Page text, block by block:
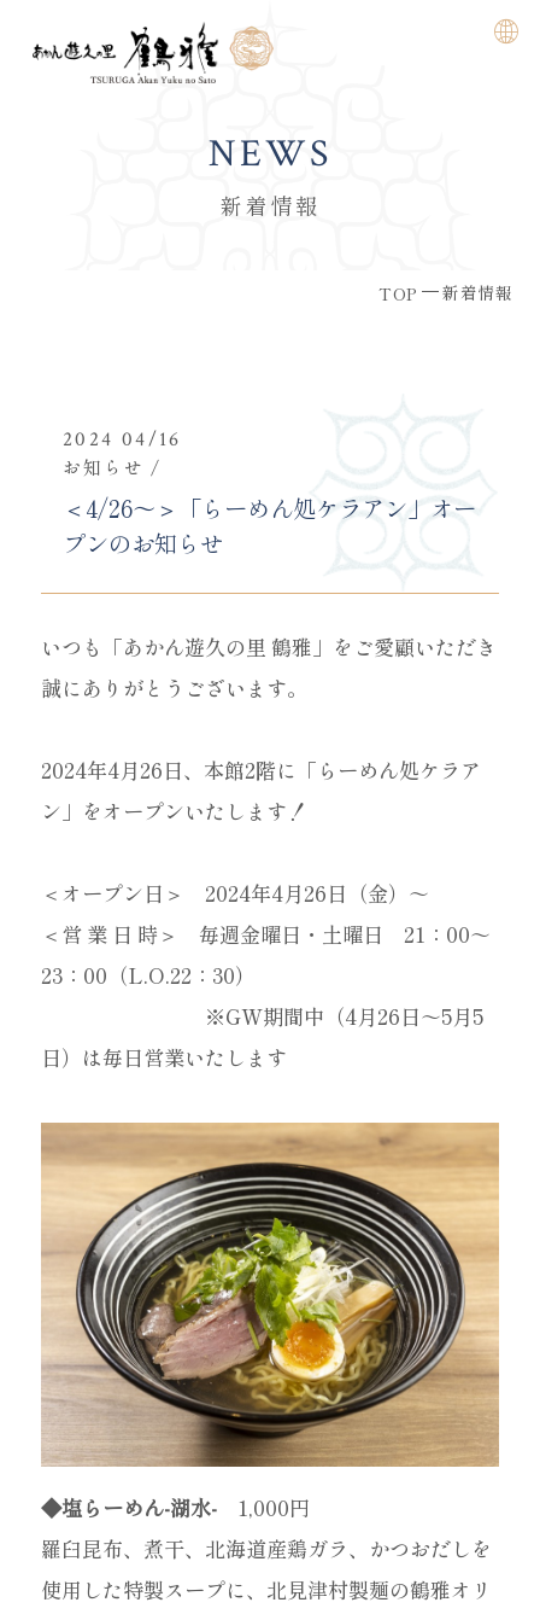
NEWS
新着情報
TOP 新着情報
2024 04/16
お知らせ
＜4/26～＞「らーめん処ケラアン」オー
プンのお知らせ
いつも「あかん遊久の里 鶴雅」をご愛顧いただき
誠にありがとうございます。
2024年4月26日、本館2階に「らーめん処ケラア
ン」をオープンいたします！
＜オープン日＞ 2024年4月26日（金）～
＜営 業 日 時＞ 毎週金曜日・土曜日 21：00～
23：00（L.O.22：30）
※GW期間中（4月26日～5月5
日）は毎日営業いたします
◆塩らーめん-湖水-1,000円
羅臼昆布、煮干、北海道産鶏ガラ、かつおだしを
使用した特製スープに、北見津村製麺の鶴雅オリ